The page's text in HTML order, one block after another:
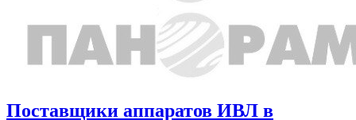
Поставщики аппаратов ИВЛ в